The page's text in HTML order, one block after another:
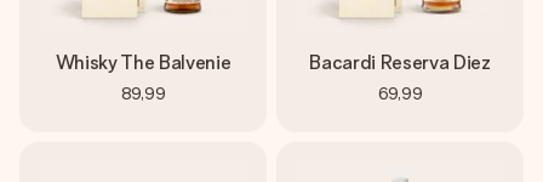
Whisky The Balvenie
89,99
Bacardi Reserva Diez
69,99